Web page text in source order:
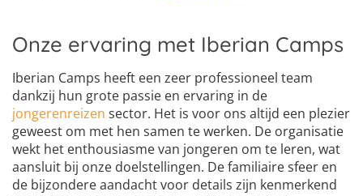
Onze ervaring met Iberian Camps
Iberian Camps heeft een zeer professioneel team
dankzij hun grote passie en ervaring in de
jongerenreizen sector. Het is voor ons altijd een plezier
geweest om met hen samen te werken. De organisatie
wekt het enthousiasme van jongeren om te leren, wat
aansluit bij onze doelstellingen. De familiaire sfeer en
de bijzondere aandacht voor details zijn kenmerkend